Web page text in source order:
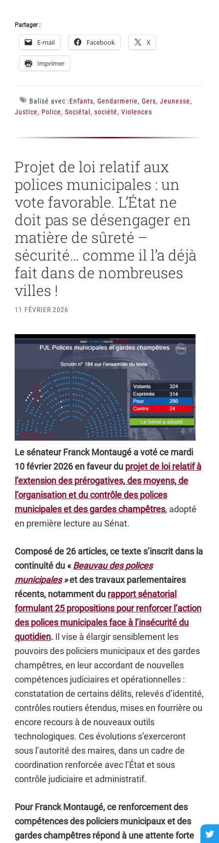
Partager :
E-mail Facebook X
Imprimer
Balisé avec :Enfants, Gendarmerie, Gers, Jeunesse,
Justice, Police, Sociétal , société, Violences
Projet de loi relatif aux
polices municipales : un
vote favorable. L’État ne
doit pas se désengager en
matière de sûreté –
sécurité… comme il l’a déjà
fait dans de nombreuses
villes !
11 FÉVRIER 2026
Le sénateur Franck Montaugé a voté ce mardi
10 février 2026 en faveur du projet de loi relatif à
l’extension des prérogatives, des moyens, de
l’organisation et du contrôle des polices
municipales et des gardes champêtres, adopté
en première lecture au Sénat.
Composé de 26 articles, ce texte s’inscrit dans la
continuité du «Beauvau des polices
municipales»et des travaux parlementaires
récents, notamment du rapport sénatorial
formulant 25 propositions pour renforcer l’action
des polices municipales face à l’insécurité du
quotidien. Il vise à élargir sensiblement les
pouvoirs des policiers municipaux et des gardes
champêtres, en leur accordant de nouvelles
compétences judiciaires et opérationnelles :
constatation de certains délits, relevés d’identité,
contrôles routiers étendus, mises en fourrière ou
encore recours à de nouveaux outils
technologiques. Ces évolutions s’exerceront
sous l’autorité des maires, dans un cadre de
coordination renforcée avec l’État et sous
contrôle judiciaire et administratif.
Pour Franck Montaugé, ce renforcement des
compétences des policiers municipaux et des
gardes champêtres répond à une attente forte